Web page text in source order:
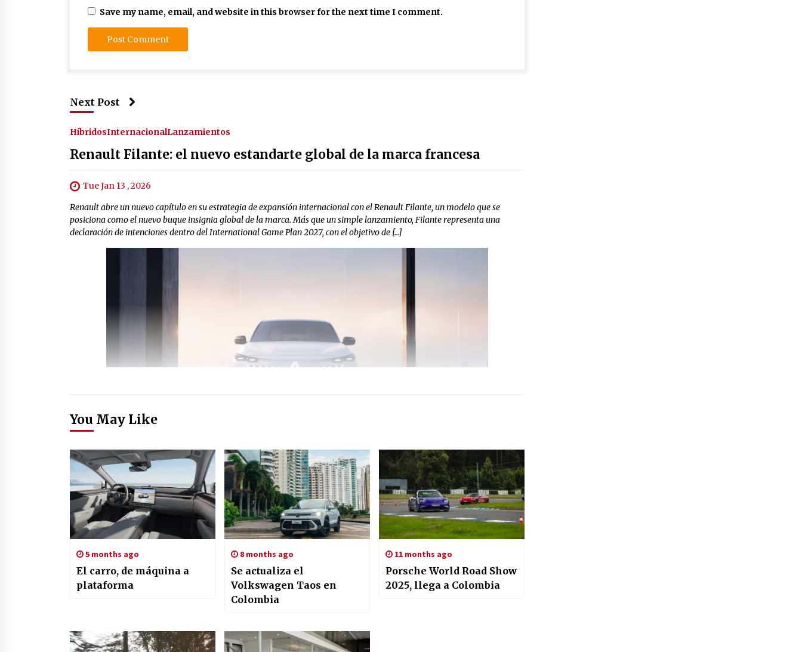
Save my name, email, and website in this browser for the next time I comment.
Next Post
HíbridosInternacionalLanzamientos
Renault Filante: el nuevo estandarte global de la marca francesa
Tue Jan 13 , 2026
Renault abre un nuevo capítulo en su estrategia de expansión internacional con el Renault Filante, un modelo que se
posiciona como el nuevo buque insignia global de la marca. Más que un simple lanzamiento, Filante representa una
declaración de intenciones dentro del International Game Plan 2027, con el objetivo de […]
You May Like
5 months ago
El carro, de máquina a
plataforma
8 months ago
Se actualiza el
Volkswagen Taos en
Colombia
11 months ago
Porsche World Road Show
2025, llega a Colombia